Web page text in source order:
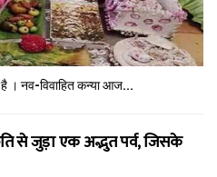
। नव-विवाहित कन्‍या आज...
से जुड़ा एक अद्भुत पर्व, जिसके